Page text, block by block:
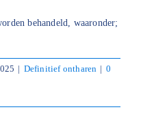
behandeld, waaronder;
| Definitief ontharen | 0